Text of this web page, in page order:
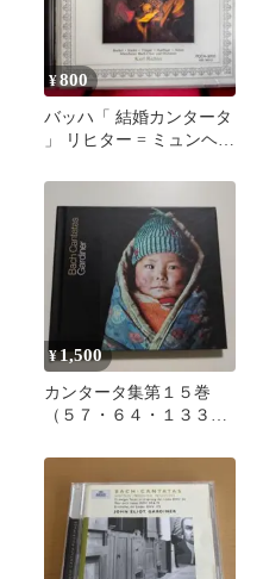
¥800
バッハ「 結婚カンタータ
」 リヒター = ミュンヘン
¥1,500
カンタータ集第１５巻
（５７・６４・１３３・
揮